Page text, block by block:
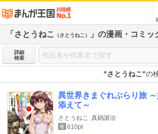
「さとうねこ （さとうねこ） 」の漫画・コミッ
詳細
検索
"さとうねこ"の
異世界きまぐれぶらり旅
添えて～
さとうねこ 真鍋譲治
巻 610pt